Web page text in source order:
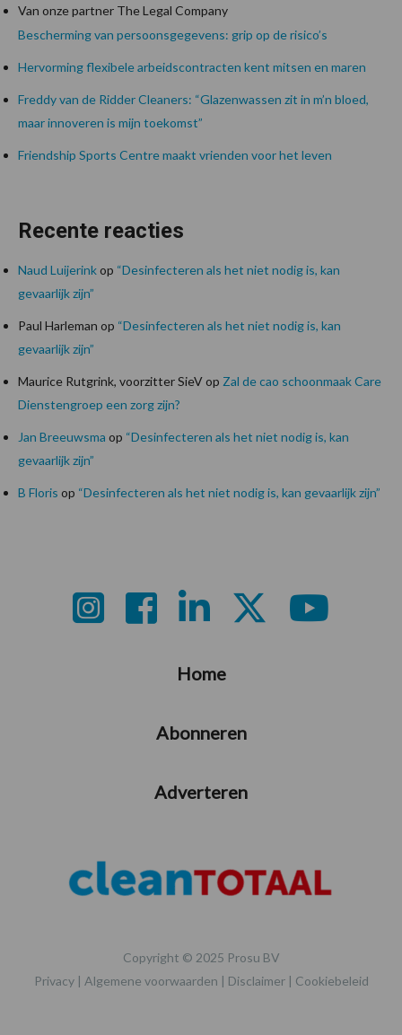
Van onze partner The Legal Company
Bescherming van persoonsgegevens: grip op de risico’s
Hervorming flexibele arbeidscontracten kent mitsen en maren
Freddy van de Ridder Cleaners: “Glazenwassen zit in m’n bloed,
maar innoveren is mijn toekomst”
Friendship Sports Centre maakt vrienden voor het leven
Recente reacties
Naud Luijerinkop “Desinfecteren als het niet nodig is, kan
gevaarlijk zijn”
Paul Harleman op “Desinfecteren als het niet nodig is, kan
gevaarlijk zijn”
Maurice Rutgrink, voorzitter SieVop Zal de cao schoonmaak Care
Dienstengroep een zorg zijn?
Jan Breeuwsma op “Desinfecteren als het niet nodig is, kan
gevaarlijk zijn”
B Floris op “Desinfecteren als het niet nodig is, kan gevaarlijk zijn”
Home
Abonneren
Adverteren
Copyright © 2025 Prosu BV
Privacy| Algemene voorwaarden | Disclaimer| Cookiebeleid